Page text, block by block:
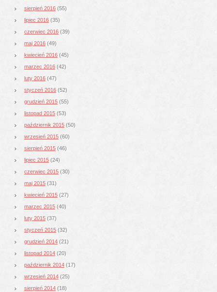
sierpień 2016 (55)
lipiec 2016 (35)
czerwiec 2016 (39)
maj 2016 (49)
kwiecień 2016 (45)
marzec 2016 (42)
luty 2016 (47)
styczeń 2016 (52)
grudzień 2015 (55)
listopad 2015 (53)
październik 2015 (50)
wrzesień 2015 (60)
sierpień 2015 (46)
lipiec 2015 (24)
czerwiec 2015 (30)
maj 2015 (31)
kwiecień 2015 (27)
marzec 2015 (40)
luty 2015 (37)
styczeń 2015 (32)
grudzień 2014 (21)
listopad 2014 (20)
październik 2014 (17)
wrzesień 2014 (25)
sierpień 2014 (18)